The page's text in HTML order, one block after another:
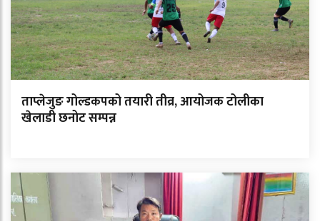
ताप्लेजुङ गोल्डकपको तयारी तीव्र, आयोजक टोलीका
खेलाडी छनोट सम्पन्न